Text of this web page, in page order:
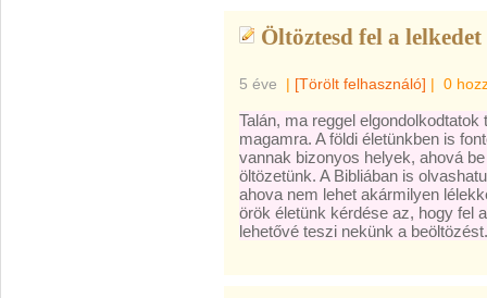
Öltöztesd fel a lelkedet
5 éve | [Törölt felhasználó] | 0
Talán, ma reggel
magamra. A földi életünkben is
vannak bizonyos helyek, ahová
öltözetünk. A Bibliában is
ahova nem lehet akármilyen
örök életünk kérdése az, hogy fel
lehetővé teszi nekünk a beöltözést.